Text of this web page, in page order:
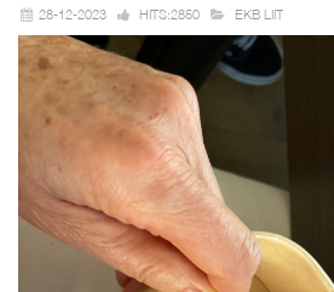
28-12-2023 HITS:2850 EKB LIIT